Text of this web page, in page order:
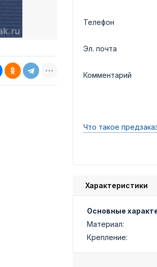
Телефон
Эл. почта
Комментарий
Что такое
Характеристики
Основные
Материал:
Крепление: